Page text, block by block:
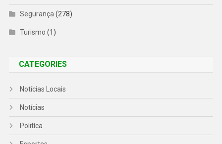
Segurança (278)
Turismo (1)
CATEGORIES
Notícias Locais
Notícias
Politíca